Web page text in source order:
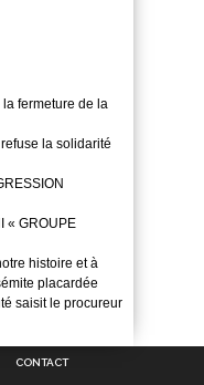
fermeture de la
la solidarité
« GROUPE
histoire et à
placardée
saisit le procureur
CONTACT